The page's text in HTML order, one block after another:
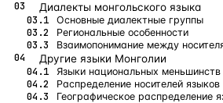
ВСЕ НАПРАВЛЕНИЯ →
Диалекты монгольского языка
Основные диалектные группы
Региональные особенности
Взаимопонимание между
Другие языки Монголии
Языки национальных меньшинств
Распределение носителей языков
Географическое распределение